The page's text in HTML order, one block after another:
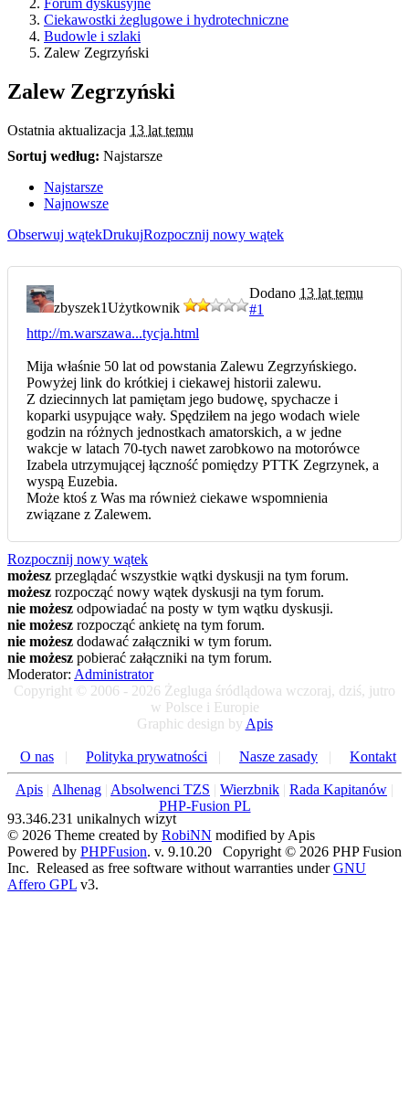
Forum dyskusyjne
Ciekawostki żeglugowe i hydrotechniczne
Budowle i szlaki
Zalew Zegrzyński
Zalew Zegrzyński
Ostatnia aktualizacja 13 lat temu
Sortuj według: Najstarsze
Najstarsze
Najnowsze
Obserwuj wątekDrukujRozpocznij nowy wątek
zbyszek1Użytkownik
Dodano 13 lat temu
#1
http://m.warszawa...tycja.html
Mija właśnie 50 lat od powstania Zalewu Zegrzyńskiego.
Powyżej link do krótkiej i ciekawej historii zalewu.
Z dziecinnych lat pamiętam jego budowę, spychacze i
koparki usypujące wały. Spędziłem na jego wodach wiele
godzin na różnych jednostkach amatorskich, a w jedne
wakcje w latach 70-tych nawet zarobkowo na motorówce
Izabela utrzymującej łączność pomiędzy PTTK Zegrzynek, a
wyspą Euzebia.
Może ktoś z Was ma również ciekawe wspomnienia
związane z Zalewem.
Rozpocznij nowy wątek
możesz przeglądać wszystkie wątki dyskusji na tym forum.
możesz rozpocząć nowy wątek dyskusji na tym forum.
nie możesz odpowiadać na posty w tym wątku dyskusji.
nie możesz rozpocząć ankietę na tym forum.
nie możesz dodawać załączniki w tym forum.
nie możesz pobierać załączniki na tym forum.
Moderator: Administrator
Copyright © 2006 - 2026 Żegluga śródlądowa wczoraj, dziś, jutro
w Polsce i Europie
Graphic design by Apis
O nas | Polityka prywatności | Nasze zasady | Kontakt
Apis | Alhenag | Absolwenci TZS | Wierzbnik | Rada Kapitanów |
PHP-Fusion PL
93.346.231 unikalnych wizyt
© 2026 Theme created by RobiNN modified by Apis
Powered by PHPFusion. v. 9.10.20 Copyright © 2026 PHP Fusion
Inc. Released as free software without warranties underGNU
Affero GPL v3.